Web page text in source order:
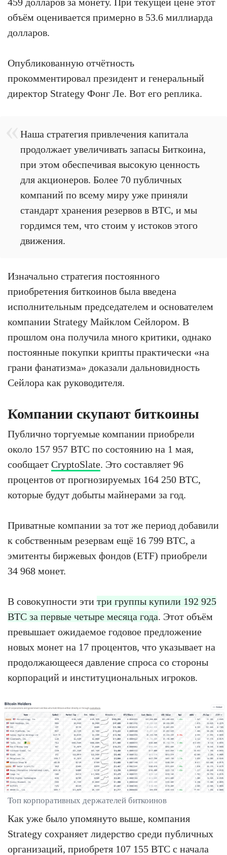
объём оценивается примерно в 53.6 миллиарда
долларов.
Опубликованную отчётность
прокомментировал президент и генеральный
директор Strategy Фонг Ле. Вот его реплика.
Наша стратегия привлечения капитала
продолжает увеличивать запасы Биткоина,
при этом обеспечивая высокую ценность
для акционеров. Более 70 публичных
компаний по всему миру уже приняли
стандарт хранения резервов в BTC, и мы
гордимся тем, что стоим у истоков этого
движения.
Изначально стратегия постоянного
приобретения биткоинов была введена
исполнительным председателем и основателем
компании Strategy Майклом Сейлором. В
прошлом она получила много критики, однако
постоянные покупки крипты практически «на
грани фанатизма» доказали дальновидность
Сейлора как руководителя.
Компании скупают биткоины
Публично торгуемые компании приобрели
около 157 957 BTC по состоянию на 1 мая,
сообщает CryptoSlate. Это составляет 96
процентов от прогнозируемых 164 250 BTC,
которые будут добыты майнерами за год.
Приватные компании за тот же период добавили
к собственным резервам ещё 16 799 BTC, а
эмитенты биржевых фондов (ETF) приобрели
34 968 монет.
В совокупности эти три группы купили 192 925
BTC за первые четыре месяца года. Этот объём
превышает ожидаемое годовое предложение
новых монет на 17 процентов, что указывает на
продолжающееся давление спроса со стороны
корпораций и институциональных игроков.
Топ корпоративных держателей биткоинов
Как уже было упомянуто выше, компания
Strategy сохраняет лидерство среди публичных
организаций, приобретя 107 155 BTC с начала